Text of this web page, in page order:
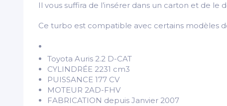
Il vous suffira de l’insérer dans un carton et de
Ce turbo est compatible avec certains modèles
Toyota Auris 2.2 D-CAT
CYLINDRÉE 2231 cm3
PUISSANCE 177 CV
MOTEUR 2AD-FHV
FABRICATION depuis Janvier 2007